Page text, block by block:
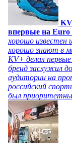
впервые на Euro
хорошо известен
хорошо знают в
KV+ делал
бренд заслужил
аудитории на
российский
был